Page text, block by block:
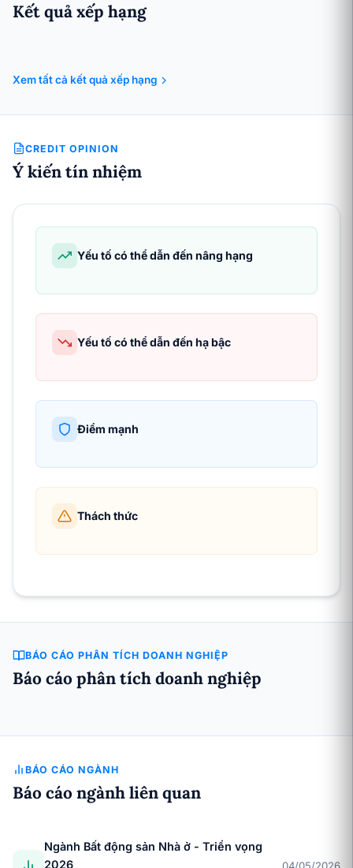
Kết quả xếp hạng
Xem tất cả kết quả xếp hạng
CREDIT OPINION
Ý kiến tín nhiệm
Yếu tố có thể dẫn đến nâng hạng
Yếu tố có thể dẫn đến hạ bậc
Điểm mạnh
Thách thức
BÁO CÁO PHÂN TÍCH DOANH NGHIỆP
Báo cáo phân tích doanh nghiệp
BÁO CÁO NGÀNH
Báo cáo ngành liên quan
Ngành Bất động sản Nhà ở - Triển vọng
2026
04/05/2026